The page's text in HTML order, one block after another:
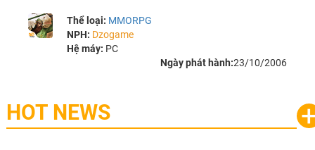
Thể loại: MMORPG
NPH: Dzogame
Hệ máy: PC
Ngày phát hành:23/10/2006
HOT NEWS